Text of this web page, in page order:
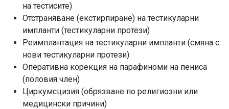
на тестисите)
Отстраняване (екстирпиране) на тестикуларни
импланти (тестикуларни протези)
Реимплантация на тестикуларни импланти (смяна с
нови тестикуларни протези)
Оперативна корекция на парафиноми на пениса
(половия член)
Циркумсцизия (обрязване по религиозни или
медицински причини)